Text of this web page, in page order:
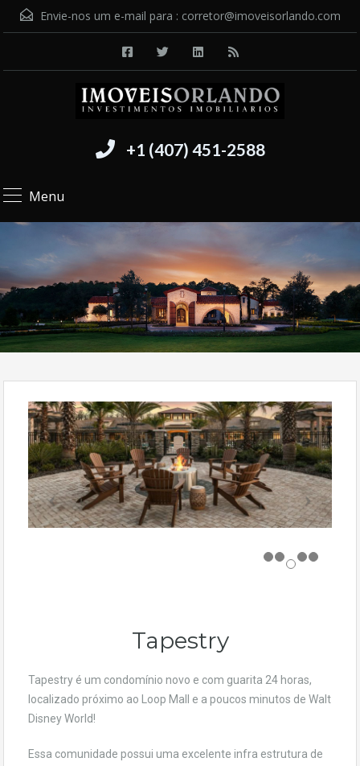
Envie-nos um e-mail para : corretor@imoveisorlando.com
+1 (407) 451-2588
Menu
Tapestry
Tapestry é um condomínio novo e com guarita 24 horas,
localizado próximo ao Loop Mall e a poucos minutos de Walt
Disney World!
Essa comunidade possui uma excelente infra estrutura de